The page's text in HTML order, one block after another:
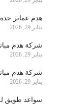
هدم عماير جدة
يناير 29, 2026
شركة هدم
يناير 29, 2026
شركة هدم
يناير 29, 2026
سواعد طويق